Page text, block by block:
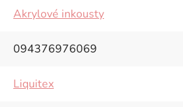
Akrylové inkousty
094376976069
Liquitex